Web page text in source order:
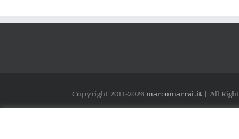
Copyright 2011-2026marcomarrai.it | All